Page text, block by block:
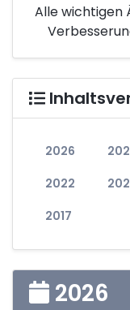
Alle wichtigen
2026
2022
2017
2026